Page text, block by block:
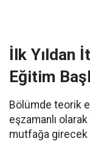
İlk Yıldan
Eğitim
Bölümde teorik
eşzamanlı
mutfağa girecek